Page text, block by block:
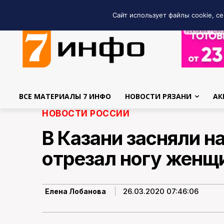
РЕКЛАМА •
ВСЕ МАТЕРИАЛЫ 7 ИНФО НОВОСТИ РЯЗАНИ
НОВОСТИ РОССИИ
В Казани засняли
отрезал ногу
Елена Лобанова 26.03.2020 07:46:06
Сайт использует файлы cookie,